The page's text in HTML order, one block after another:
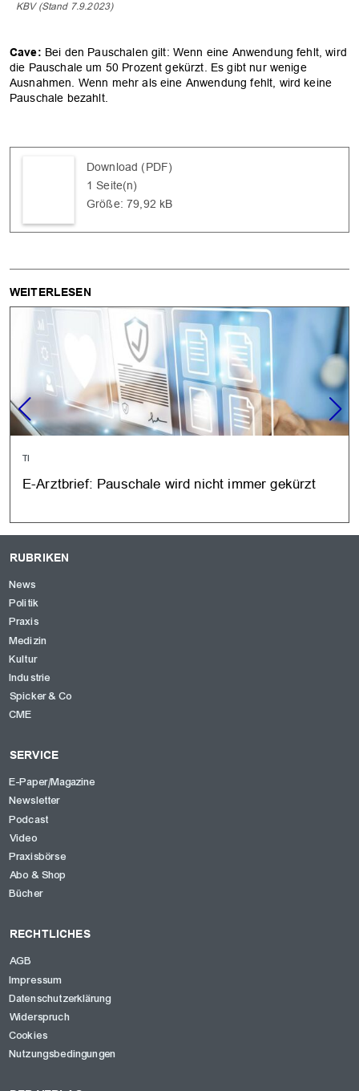
KBV (Stand 7.9.2023)
Cave: Bei den Pauschalen gilt: Wenn eine Anwendung fehlt, wird
die Pauschale um 50 Prozent gekürzt. Es gibt nur wenige
Ausnahmen. Wenn mehr als eine Anwendung fehlt, wird keine
Pauschale bezahlt.
Download (PDF)
1 Seite(n)
Größe: 79,92 kB
WEITERLESEN
TI
E-Arztbrief: Pauschale wird nicht immer gekürzt
RUBRIKEN
News
Politik
Praxis
Medizin
Kultur
Industrie
Spicker & Co
CME
SERVICE
E-Paper/Magazine
Newsletter
Podcast
Video
Praxisbörse
Abo & Shop
Bücher
RECHTLICHES
AGB
Impressum
Datenschutzerklärung
Widerspruch
Cookies
Nutzungsbedingungen